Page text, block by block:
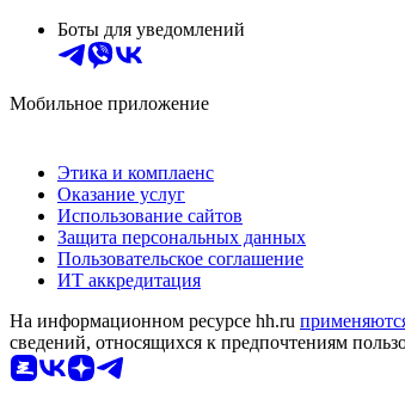
Боты для уведомлений
Мобильное приложение
Этика и комплаенс
Оказание услуг
Использование сайтов
Защита персональных данных
Пользовательское соглашение
ИТ аккредитация
На информационном ресурсе hh.ru
сведений, относящихся к предпочтениям